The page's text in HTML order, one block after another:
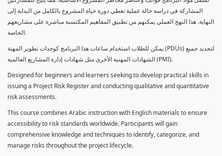
المشاركة في دراسة حالة عملية تغطي دورة حياة المشروع بالكامل من البداية إلى
النهاية. هذا النهج العملي يمكنهم من تطبيق المفاهيم المكتسبة مباشرة على مشاريعهم
الخاصة.
يمكن للطلاب استخدام ساعات هذا البرنامج كوحدات تطوير المهنة (PDUs) لتجديد جميع
الشهادات المهنية الأخرى مثل شهادات إدارة المشاريع العالمية (PMI).
Designed for beginners and learners seeking to develop practical skills in
issuing a Project Risk Register and conducting qualitative and quantitative
risk assessments.
This course combines Arabic instruction with English materials to ensure
accessibility to risk standards worldwide. Participants will gain
comprehensive knowledge and techniques to identify, categorize, and
manage risks throughout the project lifecycle.